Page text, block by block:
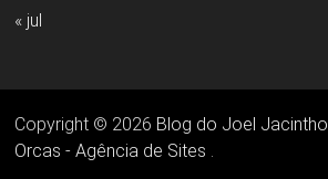
« jul
Copyright © 2026 Blog do Joel Jacintho
Orcas - Agência de Sites